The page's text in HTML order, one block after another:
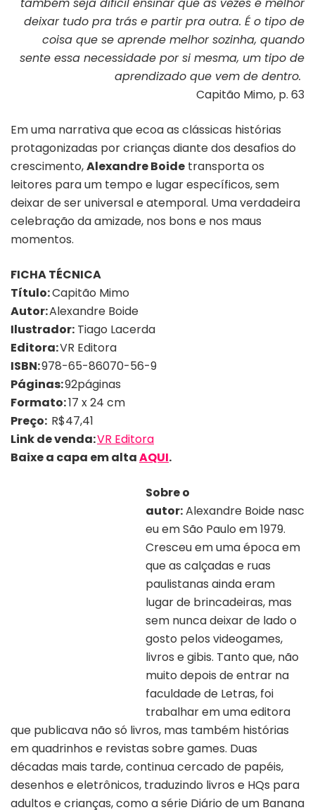
deixar tudo pra trás e partir pra outra. É o tipo de
coisa que se aprende melhor sozinha, quando
sente essa necessidade por si mesma, um tipo de
aprendizado que vem de dentro.
Capitão Mimo, p. 63
Em uma narrativa que ecoa as clássicas histórias
protagonizadas por crianças diante dos desafios do
crescimento,Alexandre Boide transporta os
leitores para um tempo e lugar específicos, sem
deixar de ser universal e atemporal. Uma verdadeira
celebração da amizade, nos bons e nos maus
momentos.
FICHA TÉCNICA
Título:Capitão Mimo
Autor:Alexandre Boide
Ilustrador: Tiago Lacerda
Editora:VR Editora
ISBN:978-65-86070-56-9
Páginas:92páginas
Formato:17 x 24 cm
Preço: R$47,41
Link de venda:VR Editora
Baixe a capa em altaAQUI.
Sobre o
autor:Alexandre Boide nasc
eu em São Paulo em 1979.
Cresceu em uma época em
que as calçadas e ruas
paulistanas ainda eram
lugar de brincadeiras, mas
sem nunca deixar de lado o
gosto pelos videogames,
livros e gibis. Tanto que, não
muito depois de entrar na
faculdade de Letras, foi
trabalhar em uma editora
que publicava não só livros, mas também histórias
em quadrinhos e revistas sobre games. Duas
décadas mais tarde, continua cercado de papéis,
desenhos e eletrônicos, traduzindo livros e HQs para
adultos e crianças, como a série Diário de um Banana